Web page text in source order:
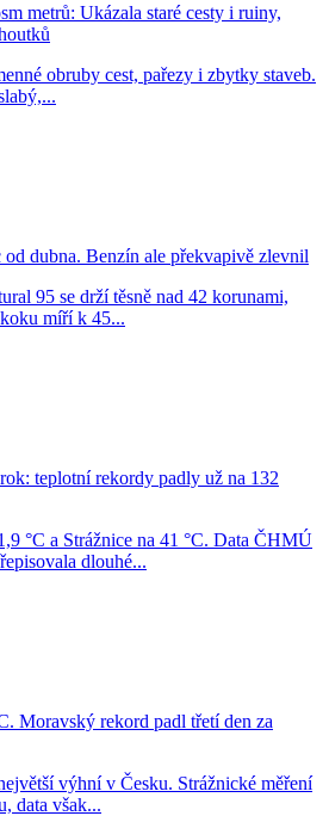
metrů: Ukázala staré cesty i ruiny,
obruby cest, pařezy i zbytky staveb.
dubna. Benzín ale překvapivě zlevnil
95 se drží těsně nad 42 korunami,
míří k 45...
teplotní rekordy padly už na 132
°C a Strážnice na 41 °C. Data ČHMÚ
dlouhé...
Moravský rekord padl třetí den za
výhní v Česku. Strážnické měření
data však...